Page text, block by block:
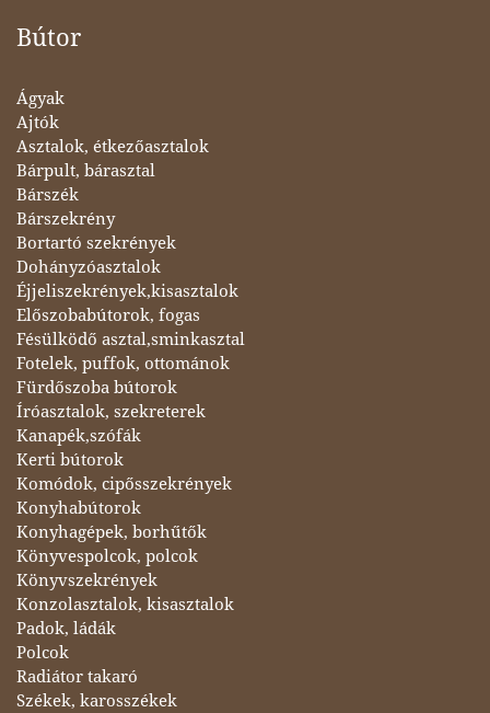
Bútor
Ágyak
Ajtók
Asztalok, étkezőasztalok
Bárpult, bárasztal
Bárszék
Bárszekrény
Bortartó szekrények
Dohányzóasztalok
Éjjeliszekrények,kisasztalok
Előszobabútorok, fogas
Fésülködő asztal,sminkasztal
Fotelek, puffok, ottománok
Fürdőszoba bútorok
Íróasztalok, szekreterek
Kanapék,szófák
Kerti bútorok
Komódok, cipősszekrények
Konyhabútorok
Konyhagépek, borhűtők
Könyvespolcok, polcok
Könyvszekrények
Konzolasztalok, kisasztalok
Padok, ládák
Polcok
Radiátor takaró
Székek, karosszékek